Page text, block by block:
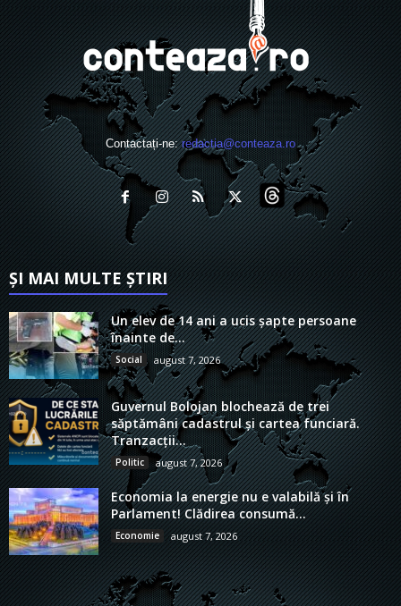
Contactați-ne:redactia@conteaza.ro
ȘI MAI MULTE ȘTIRI
Un elev de 14 ani a ucis șapte persoane
înainte de...
Social august 7, 2026
Guvernul Bolojan blochează de trei
săptămâni cadastrul și cartea funciară.
Tranzacții...
Politic august 7, 2026
Economia la energie nu e valabilă și în
Parlament! Clădirea consumă...
Economie august 7, 2026